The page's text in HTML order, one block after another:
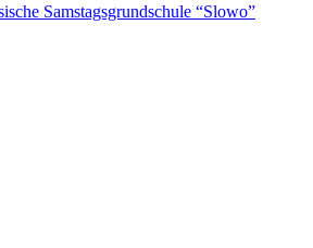
Samstagsgrundschule “Slowo”